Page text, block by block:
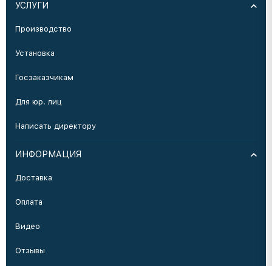
УСЛУГИ
Производство
Установка
Госзаказчикам
Для юр. лиц
Написать директору
ИНФОРМАЦИЯ
Доставка
Оплата
Видео
Отзывы